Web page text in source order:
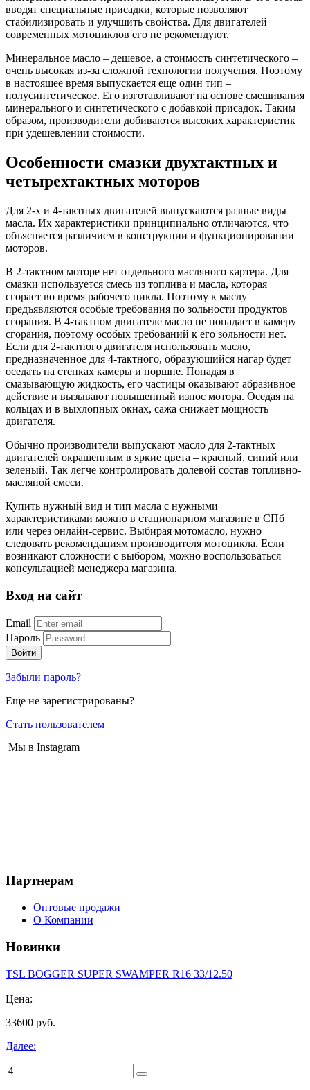
вводят специальные присадки, которые позволяют
стабилизировать и улучшить свойства. Для двигателей
современных мотоциклов его не рекомендуют.
Минеральное масло – дешевое, а стоимость синтетического –
очень высокая из-за сложной технологии получения. Поэтому
в настоящее время выпускается еще один тип –
полусинтетическое. Его изготавливают на основе смешивания
минерального и синтетического с добавкой присадок. Таким
образом, производители добиваются высоких характеристик
при удешевлении стоимости.
Особенности смазки двухтактных и
четырехтактных моторов
Для 2-х и 4-тактных двигателей выпускаются разные виды
масла. Их характеристики принципиально отличаются, что
объясняется различием в конструкции и функционировании
моторов.
В 2-тактном моторе нет отдельного масляного картера. Для
смазки используется смесь из топлива и масла, которая
сгорает во время рабочего цикла. Поэтому к маслу
предъявляются особые требования по зольности продуктов
сгорания. В 4-тактном двигателе масло не попадает в камеру
сгорания, поэтому особых требований к его зольности нет.
Если для 2-тактного двигателя использовать масло,
предназначенное для 4-тактного, образующийся нагар будет
оседать на стенках камеры и поршне. Попадая в
смазывающую жидкость, его частицы оказывают абразивное
действие и вызывают повышенный износ мотора. Оседая на
кольцах и в выхлопных окнах, сажа снижает мощность
двигателя.
Обычно производители выпускают масло для 2-тактных
двигателей окрашенным в яркие цвета – красный, синий или
зеленый. Так легче контролировать долевой состав топливно-
масляной смеси.
Купить нужный вид и тип масла с нужными
характеристиками можно в стационарном магазине в СПб
или через онлайн-сервис. Выбирая мотомасло, нужно
следовать рекомендациям производителя мотоцикла. Если
возникают сложности с выбором, можно воспользоваться
консультацией менеджера магазина.
Вход на сайт
Email
Пароль
Войти
Забыли пароль?
Еще не зарегистрированы?
Стать пользователем
Мы в Instagram
Партнерам
Оптовые продажи
О Компании
Новинки
TSL BOGGER SUPER SWAMPER R16 33/12.50
Цена:
33600 руб.
Далее: